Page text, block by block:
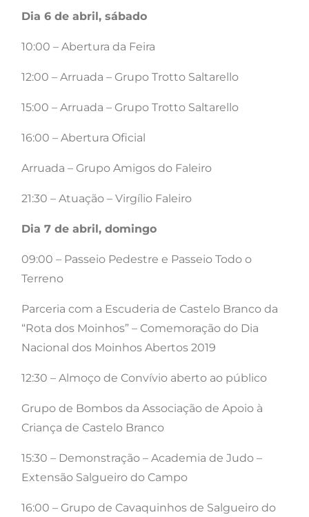
Dia 6 de abril, sábado
10:00 – Abertura da Feira
12:00 – Arruada – Grupo Trotto Saltarello
15:00 – Arruada – Grupo Trotto Saltarello
16:00 – Abertura Oficial
Arruada – Grupo Amigos do Faleiro
21:30 – Atuação – Virgílio Faleiro
Dia 7 de abril, domingo
09:00 – Passeio Pedestre e Passeio Todo o
Terreno
Parceria com a Escuderia de Castelo Branco da
“Rota dos Moinhos” – Comemoração do Dia
Nacional dos Moinhos Abertos 2019
12:30 – Almoço de Convívio aberto ao público
Grupo de Bombos da Associação de Apoio à
Criança de Castelo Branco
15:30 – Demonstração – Academia de Judo –
Extensão Salgueiro do Campo
16:00 – Grupo de Cavaquinhos de Salgueiro do